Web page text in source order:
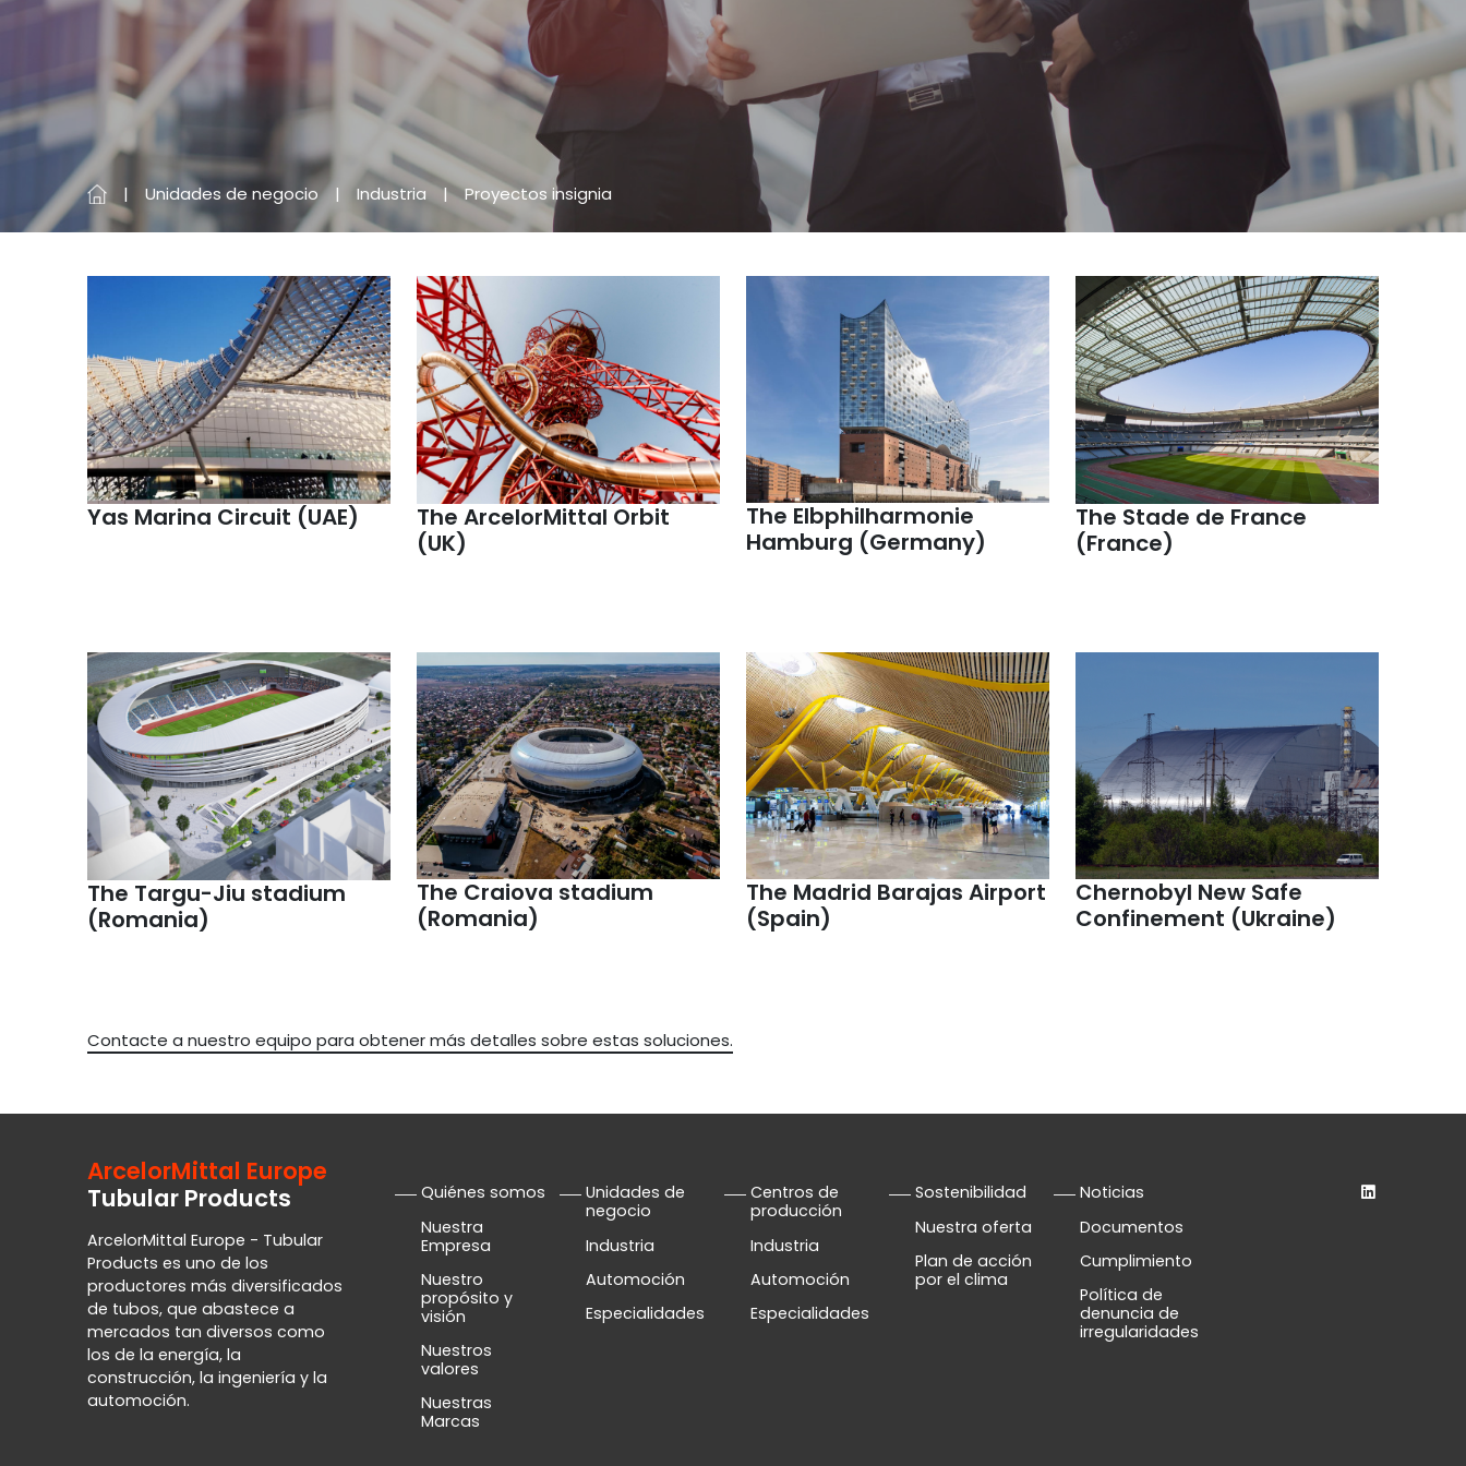
Unidades de negocio Industria Proyectos insignia
Yas Marina Circuit (UAE)
The ArcelorMittal Orbit
(UK)
The Elbphilharmonie
Hamburg (Germany)
The Stade de France
(France)
The Targu-Jiu stadium
(Romania)
The Craiova stadium
(Romania)
The Madrid Barajas Airport
(Spain)
Chernobyl New Safe
Confinement (Ukraine)
Contacte a nuestro equipo para obtener más detalles sobre estas soluciones.
ArcelorMittal Europe
Tubular Products
ArcelorMittal Europe - Tubular
Products es uno de los
productores más diversificados
de tubos, que abastece a
mercados tan diversos como
los de la energía, la
construcción, la ingeniería y la
automoción.
Quiénes somos
Nuestra
Empresa
Nuestro
propósito y
visión
Nuestros
valores
Nuestras
Marcas
Unidades de
negocio
Industria
Automoción
Especialidades
Centros de
producción
Industria
Automoción
Especialidades
Sostenibilidad
Nuestra oferta
Plan de acción
por el clima
Noticias
Documentos
Cumplimiento
Política de
denuncia de
irregularidades